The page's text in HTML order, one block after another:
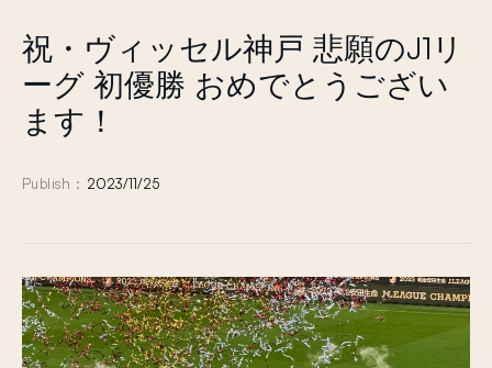
祝・ヴィッセル神戸 悲願のJ1リ
ーグ 初優勝 おめでとうござい
ます！
Publish : 2023/11/25